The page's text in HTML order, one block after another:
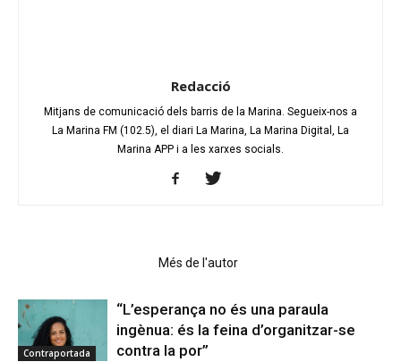
Redacció
Mitjans de comunicació dels barris de la Marina. Segueix-nos a
La Marina FM (102.5), el diari La Marina, La Marina Digital, La
Marina APP i a les xarxes socials.
Més de l'autor
Contraportada
“L’esperança no és una paraula
ingènua: és la feina d’organitzar-se
contra la por”